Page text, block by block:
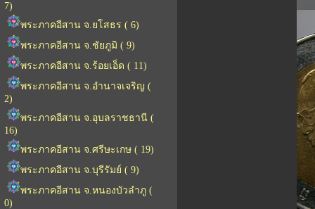
7)
พระภาคอีสาน จ.ยโสธร ( 6)
พระภาคอีสาน จ.ชัยภูมิ ( 9)
พระภาคอีสาน จ.ร้อยเอ็ด ( 11)
พระภาคอีสาน จ.อำนาจเจริญ (
2)
พระภาคอีสาน จ.อุบลราชธานี (
16)
พระภาคอีสาน จ.ศรีษะเกษ ( 19)
พระภาคอีสาน จ.บุรีรัมย์ ( 9)
พระภาคอีสาน จ.หนองบัวลำภู (
0)